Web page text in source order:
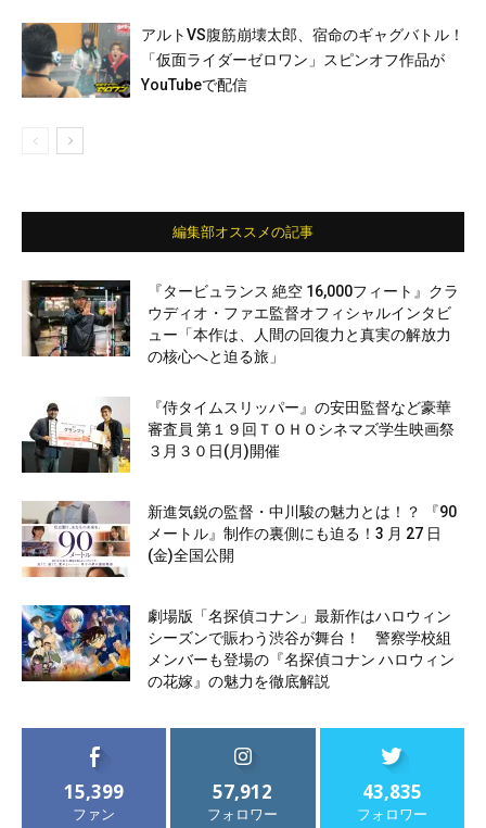
アルトVS腹筋崩壊太郎、宿命のギャグバトル！
「仮面ライダーゼロワン」スピンオフ作品が
YouTubeで配信
編集部オススメの記事
『タービュランス 絶空 16,000フィート』クラ
ウディオ・ファエ監督オフィシャルインタビ
ュー「本作は、人間の回復力と真実の解放力
の核心へと迫る旅」
『侍タイムスリッパー』の安田監督など豪華
審査員 第１９回ＴＯＨＯシネマズ学生映画祭
３月３０日(月)開催
新進気鋭の監督・中川駿の魅力とは！？ 『90
メートル』制作の裏側にも迫る！3 月 27 日
(金)全国公開
劇場版「名探偵コナン」最新作はハロウィン
シーズンで賑わう渋谷が舞台！ 警察学校組
メンバーも登場の『名探偵コナン ハロウィン
の花嫁』の魅力を徹底解説
15,399
ファン
57,912
フォロワー
43,835
フォロワー